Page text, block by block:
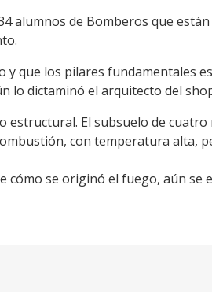
alumnos de Bomberos que
y que los pilares fundamentales
lo dictaminó el arquitecto del
estructural. El subsuelo de
con temperatura alta,
cómo se originó el fuego, aún se